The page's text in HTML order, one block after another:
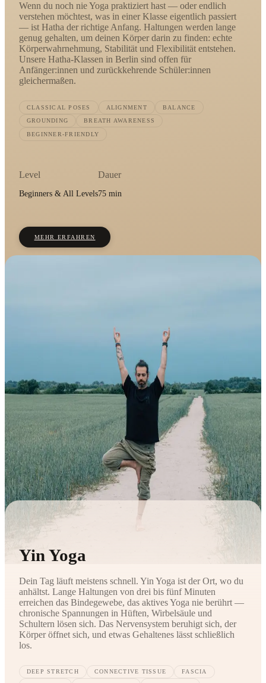
Wenn du noch nie Yoga praktiziert hast — oder endlich
verstehen möchtest, was in einer Klasse eigentlich passiert
— ist Hatha der richtige Anfang. Haltungen werden lange
genug gehalten, um deinen Körper darin zu finden: echte
Körperwahrnehmung, Stabilität und Flexibilität entstehen.
Unsere Hatha-Klassen in Berlin sind offen für
Anfänger:innen und zurückkehrende Schüler:innen
gleichermaßen.
CLASSICAL POSES ALIGNMENT BALANCE
GROUNDING BREATH AWARENESS
BEGINNER-FRIENDLY
Level
Beginners & All Levels
Dauer
75 min
MEHR ERFAHREN
Yin Yoga
Dein Tag läuft meistens schnell. Yin Yoga ist der Ort, wo du
anhältst. Lange Haltungen von drei bis fünf Minuten
erreichen das Bindegewebe, das aktives Yoga nie berührt —
chronische Spannungen in Hüften, Wirbelsäule und
Schultern lösen sich. Das Nervensystem beruhigt sich, der
Körper öffnet sich, und etwas Gehaltenes lässt schließlich
los.
DEEP STRETCH CONNECTIVE TISSUE FASCIA